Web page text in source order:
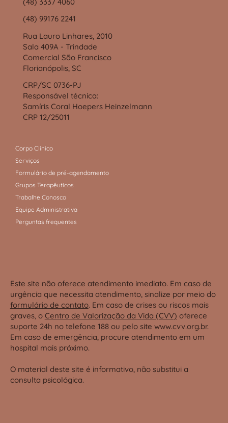
(48) 99176 2241
Rua Lauro Linhares, 2010
Sala 409A - Trindade
Comercial São Francisco
Florianópolis, SC
CRP/SC 0736-PJ
Responsável técnica:
Samíris Coral Hoepers Heinzelmann
CRP 12/25011
Corpo Clínico
Serviços
Formulário de pré-agendamento
Grupos Terapêuticos
Trabalhe Conosco
Equipe Administrativa
Perguntas frequentes
Este site não oferece atendimento imediato. Em caso de
urgência que necessita atendimento, sinalize por meio do
formulário de contato. Em caso de crises ou riscos mais
graves, o Centro de Valorização da Vida (CVV) oferece
suporte 24h no telefone 188 ou pelo site www.cvv.org.br.
Em caso de emergência, procure atendimento em um
hospital mais próximo.
O material deste site é informativo, não substitui a
consulta psicológica.